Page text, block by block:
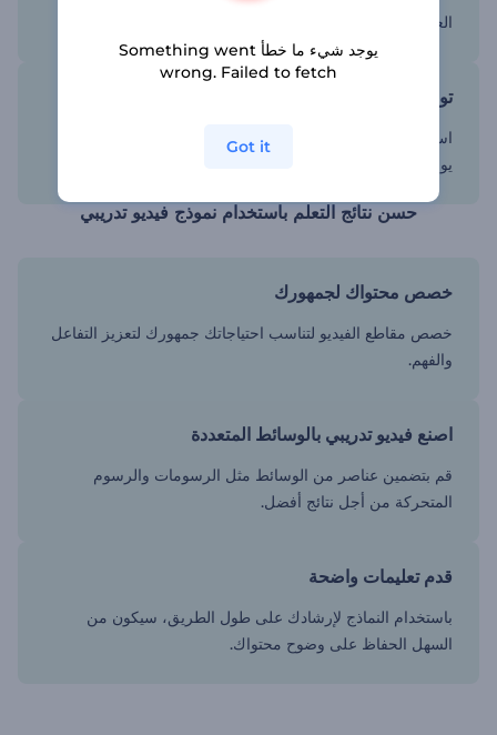
العناصر التفاعلية تجعل فيديوهاتك التدريبية أكثر فعالية.
توفير الوقت والموارد
استخدام النماذج يتيح لك إنشاء مقاطع الفيديو في دقائق، مما
يوفر الوقت والموارد.
حسن نتائج التعلم باستخدام نموذج فيديو تدريبي
خصص محتواك لجمهورك
خصص مقاطع الفيديو لتناسب احتياجاتك جمهورك لتعزيز التفاعل
والفهم.
اصنع فيديو تدريبي بالوسائط المتعددة
قم بتضمين عناصر من الوسائط مثل الرسومات والرسوم
المتحركة من أجل نتائج أفضل.
قدم تعليمات واضحة
باستخدام النماذج لإرشادك على طول الطريق، سيكون من
السهل الحفاظ على وضوح محتواك.
يوجد شيء ما خطأ Something went
wrong. Failed to fetch
Got it